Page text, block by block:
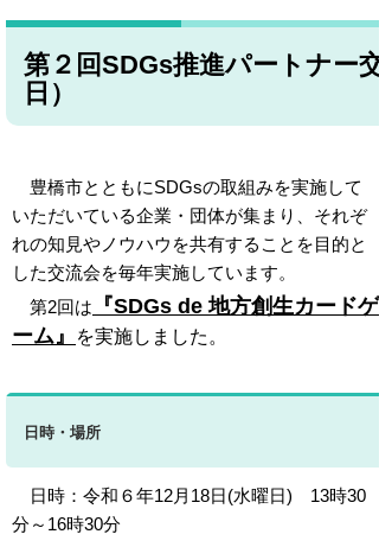
第２回SDGs推進パートナー
日）
豊橋市とともにSDGsの取組みを実施して
いただいている企業・団体が集まり、それぞ
れの知見やノウハウを共有することを目的と
した交流会を毎年実施しています。
第2回は
『SDGs de 地方創生カードゲ
ーム』
を実施しました。
日時・場所
日時：令和６年12月18日(水曜日) 13時30
分～16時30分